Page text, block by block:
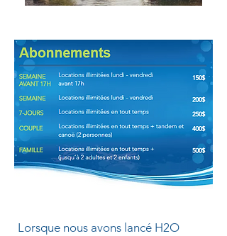
Lorsque nous avons lancé H2O